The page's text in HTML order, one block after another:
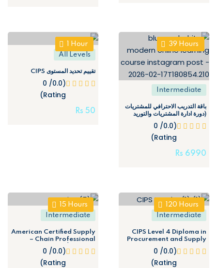
39 Hours
Intermediate
باقة التدريب الاحترافي للمشتريات
(دورة ادارة المشتريات والتوريد
(0.0/ 0
Rating)
6990
Rs
Hour
All Levels
تقييم تحديد المستوى CIPS
(0.0/ 0
Rating)
50
Rs
120 Hours
Intermediate
CIPS Level 4 Diploma in
Procurement and Supply
(Registration is open all
year round)
(0.0/ 0
Rating)
15 Hours
Intermediate
American Certified Supply
Chain Professional –
المحترف الأمريكي المعتمد في
سلسلة الإمداد ACSCP
(0.0/ 0
Rating)